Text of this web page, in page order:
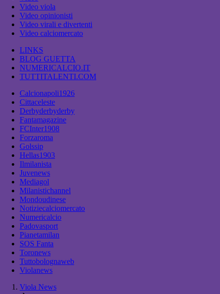
Video viola
Video opinionisti
Video virali e divertenti
Video calciomercato
LINKS
BLOG GUETTA
NUMERICALCIO.IT
TUTTITALENTI.COM
Calcionapoli1926
Cittaceleste
Derbyderbyderby
Fantamagazine
FCInter1908
Forzaroma
Golssip
Hellas1903
Ilmilanista
Juvenews
Mediagol
Milanistichannel
Mondoudinese
Notiziecalciomercato
Numericalcio
Padovasport
Pianetamilan
SOS Fanta
Toronews
Tuttobolognaweb
Violanews
Viola News